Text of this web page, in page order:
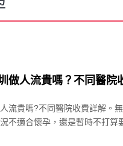
做人流貴嗎？不同醫院
流貴嗎?不同醫院收費詳解。
不適合懷孕，還是暫時不打算